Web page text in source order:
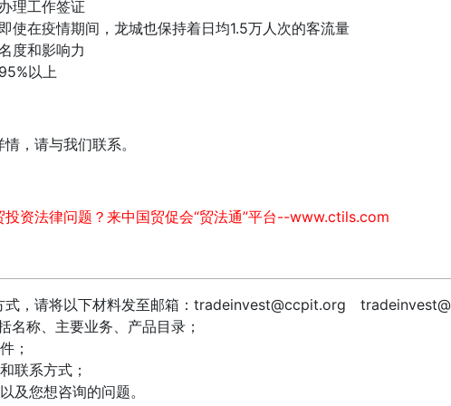
理工作签证
使在疫情期间，龙城也保持着日均1.5万人次的客流量
度和影响力
以上
，请与我们联系。
资法律问题？来中国贸促会“贸法通”平台--www.ctils.com
式，请将以下材料发至邮箱：tradeinvest@ccpit.org
名称、主要业务、产品目录；
；
联系方式；
及您想咨询的问题。